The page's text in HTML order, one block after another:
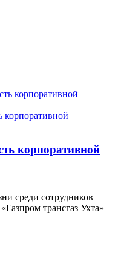
корпоративной
корпоративной
среди сотрудников
трансгаз Ухта»